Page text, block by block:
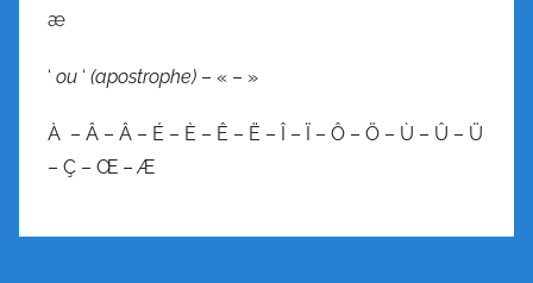
æ
‘ ou ‘ (apostrophe) – « – »
À – Â – Â – É – È – Ê – Ë – Î – Ï – Ô – Ö – Ù – Û – Ü
– Ç – Œ – Æ